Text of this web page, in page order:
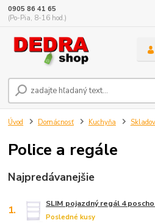
0905 86 41 65
(Po-Pia, 8-16 hod.)
Úvod Domácnosť Kuchyňa
Police a regále
Najpredávanejšie
1. SLIM pojazdný regál 4
Posledné kusy